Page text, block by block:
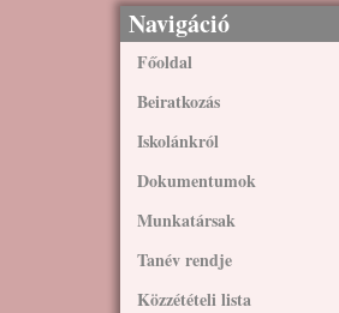
Navigáció
Főoldal
Beiratkozás
Iskolánkról
Dokumentumok
Munkatársak
Tanév rendje
Közzétételi lista